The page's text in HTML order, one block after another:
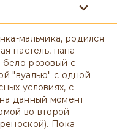
мальчика, родился
пастель, папа -
розовый с
"вуалью" с одной
условиях, с
данный момент
во второй
Пока